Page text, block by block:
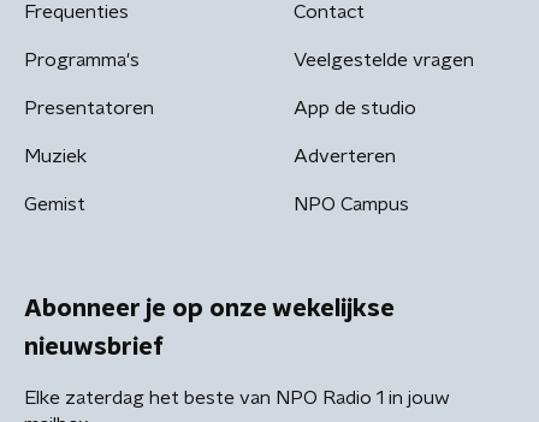
Frequenties
Programma's
Presentatoren
Muziek
Gemist
Contact
Veelgestelde vragen
App de studio
Adverteren
NPO Campus
Abonneer je op onze wekelijkse
nieuwsbrief
Elke zaterdag het beste van NPO Radio 1 in jouw